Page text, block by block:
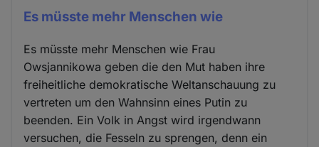
Es müsste mehr Menschen wie
Es müsste mehr Menschen wie Frau
Owsjannikowa geben die den Mut haben ihre
freiheitliche demokratische Weltanschauung zu
vertreten um den Wahnsinn eines Putin zu
beenden. Ein Volk in Angst wird irgendwann
versuchen, die Fesseln zu sprengen, denn ein